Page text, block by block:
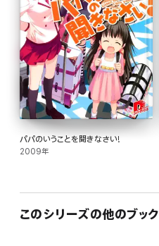
パパのいうことを聞きなさい!
2009年
このシリーズの他のブック